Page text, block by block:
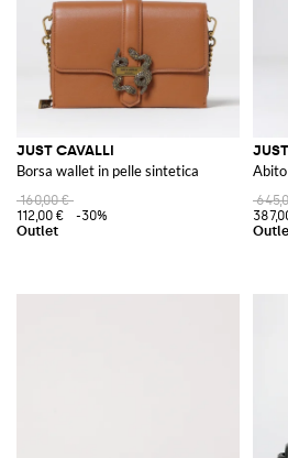
JUST CAVALLI
Borsa wallet in pelle sintetica
160,00 €
112,00 €
-30%